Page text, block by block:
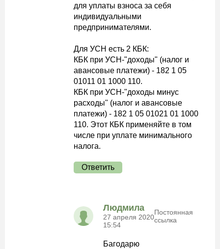
для уплаты взноса за себя
индивидуальными
предпринимателями.
Для УСН есть 2 КБК:
КБК при УСН-"доходы" (налог и
авансовые платежи) - 182 1 05
01011 01 1000 110.
КБК при УСН-"доходы минус
расходы" (налог и авансовые
платежи) - 182 1 05 01021 01 1000
110. Этот КБК применяйте в том
числе при уплате минимального
налога.
Ответить
Людмила
27 апреля 2020
15:54
Постоянная
ссылка
Багодарю